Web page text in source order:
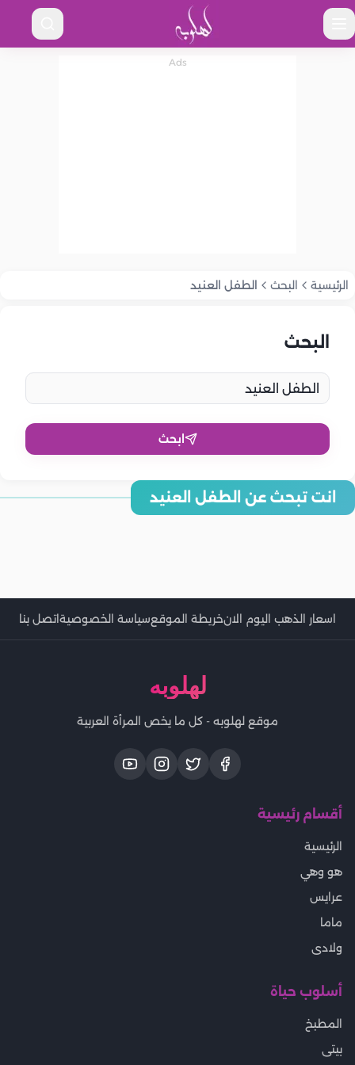
الرئيسية البحث الطفل العنيد
البحث
ابحث
انت تبحث عن الطفل العنيد
طرق فعالة لتعديل سلوك الطفل العنيد دون صراخ أو ضرب
اسعار الذهب اليوم الانخريطة الموقعسياسة الخصوصيةاتصل بنا
لهلوبه
موقع لهلوبه - كل ما يخص المرأة العربية
أقسام رئيسية
الرئيسية
هو وهي
عرايس
ماما
ولادى
أسلوب حياة
المطبخ
بيتى